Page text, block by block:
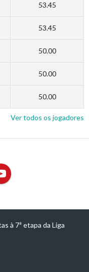
53.45
53.45
50.00
50.00
50.00
Ver todos os jogadores
à 7ª etapa da Liga